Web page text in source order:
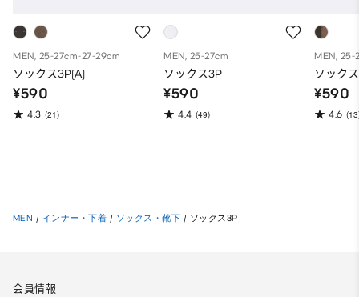
MEN, 25-27cm-27-29cm
ソックス3P(A)
¥590
4.3 (21)
MEN, 25-27cm
ソックス3P
¥590
4.4 (49)
MEN, 25-
ソック
¥590
4.6
MEN / インナー・下着 / ソックス・靴下 / ソックス3P
会員情報